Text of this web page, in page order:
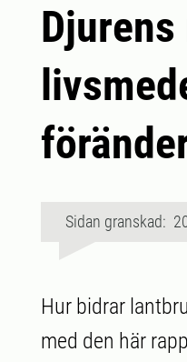
Sidan granskad:
Hur bidrar
med den här